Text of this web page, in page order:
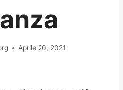
Aprile 20, 2021